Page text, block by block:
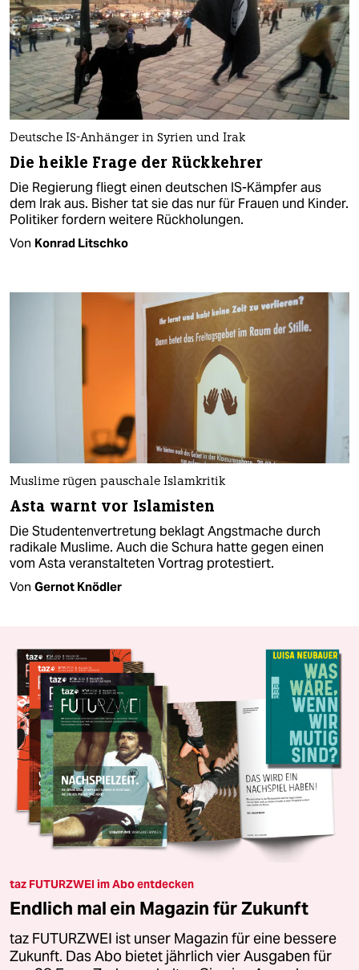
Deutsche IS-Anhänger in Syrien und Irak
Die heikle Frage der Rückkehrer
Die Regierung fliegt einen deutschen IS-Kämpfer aus
dem Irak aus. Bisher tat sie das nur für Frauen und Kinder.
Politiker fordern weitere Rückholungen.
Von Konrad Litschko
Muslime rügen pauschale Islamkritik
Asta warnt vor Islamisten
Die Studentenvertretung beklagt Angstmache durch
radikale Muslime. Auch die Schura hatte gegen einen
vom Asta veranstalteten Vortrag protestiert.
Von Gernot Knödler
taz FUTURZWEI im Abo entdecken
Endlich mal ein Magazin für Zukunft
taz FUTURZWEI ist unser Magazin für eine bessere
Zukunft. Das Abo bietet jährlich vier Ausgaben für